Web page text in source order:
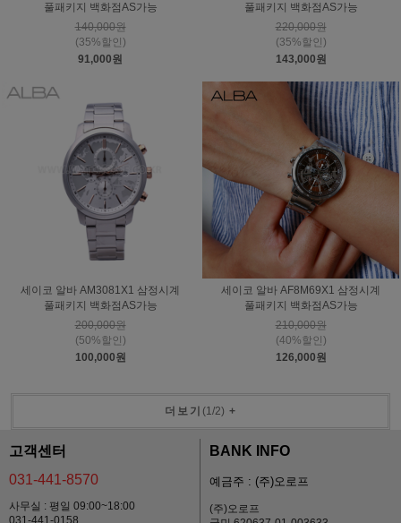
풀패키지 백화점AS가능
140,000원
(35%할인)
91,000원
풀패키지 백화점AS가능
220,000원
(35%할인)
143,000원
세이코 알바 AM3081X1 삼정시계
풀패키지 백화점AS가능
200,000원
(50%할인)
100,000원
세이코 알바 AF8M69X1 삼정시계
풀패키지 백화점AS가능
210,000원
(40%할인)
126,000원
더보기 (1/2) +
고객센터
031-441-8570
사무실 : 평일 09:00~18:00
031-441-0158
BANK INFO
예금주 : (주)오로프
(주)오로프